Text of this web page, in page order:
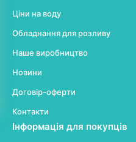
Ціни на воду
Обладнання для розливу
Наше виробництво
Новини
Договір-оферти
Контакти
Інформація для покупців